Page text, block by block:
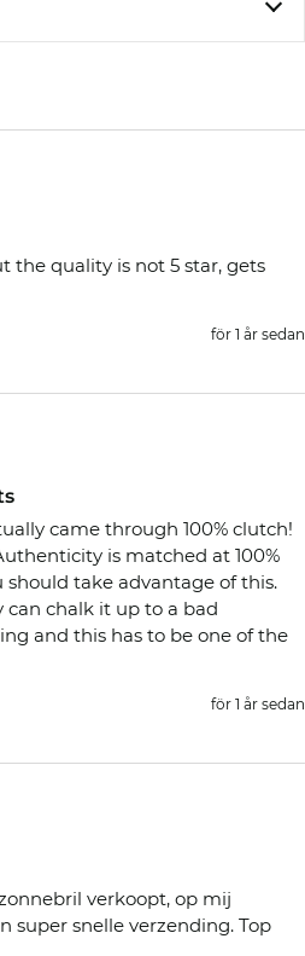
the quality is not 5 star, gets
för 1 år sedan
came through 100% clutch!
is matched at 100%
should take advantage of this.
chalk it up to a bad
and this has to be one of the
för 1 år sedan
verkoopt, op mij
super snelle verzending. Top